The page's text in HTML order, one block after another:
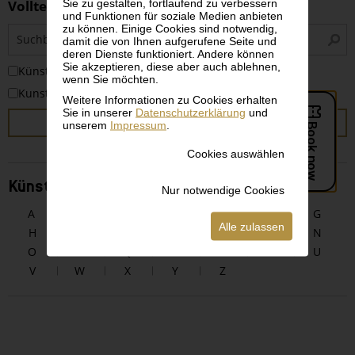
und Funktionen für soziale Medien anbieten
zu können. Einige Cookies sind notwendig,
damit die von Ihnen aufgerufene Seite und
deren Dienste funktioniert. Andere können
Sie akzeptieren, diese aber auch ablehnen,
wenn Sie möchten.
Weitere Informationen zu Cookies erhalten
Sie in unserer Datenschutzerklärung und
unserem Impressum
Cookies auswählen
Nur notwendige Cookies
Alle zulassen
Volltextsuche
KünstlerInnen
Kunstwerke
SUCHEN
KünstlerInnen alphabetisch
A E F
G
H
L M
N
O
U
V
W X Y Z